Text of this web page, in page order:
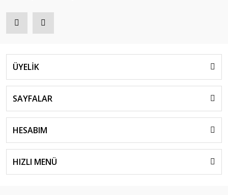
ÜYELİK
SAYFALAR
HESABIM
HIZLI MENÜ